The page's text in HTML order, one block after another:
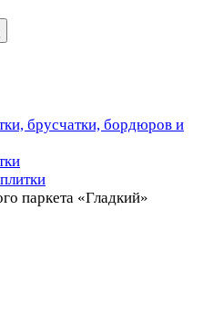
брусчатки, бордюров и
паркета «Гладкий»